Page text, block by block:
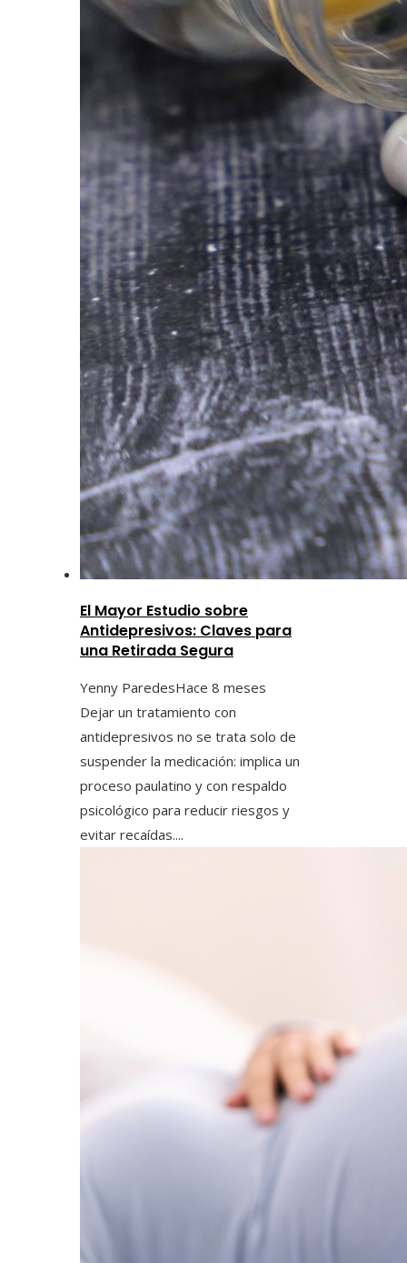
El Mayor Estudio sobre
Antidepresivos: Claves para
una Retirada Segura
Yenny ParedesHace 8 meses
Dejar un tratamiento con
antidepresivos no se trata solo de
suspender la medicación: implica un
proceso paulatino y con respaldo
psicológico para reducir riesgos y
evitar recaídas....